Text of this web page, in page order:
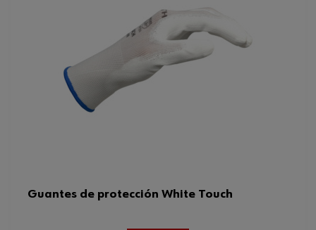
Guantes de protección White Touch